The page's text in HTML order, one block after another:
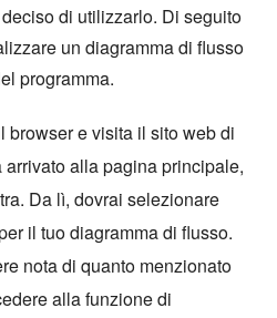
di utilizzarlo. Di seguito
un diagramma di flusso
programma.
browser e visita il sito web di
arrivato alla pagina principale,
Da lì, dovrai selezionare
il tuo diagramma di flusso.
nota di quanto menzionato
alla funzione di